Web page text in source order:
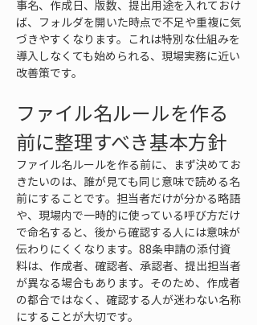
事名、作成日、版数、提出用途を入れておけ
ば、フォルダを開いた時点で不足や重複に気
づきやすくなります。これは特別な仕組みを
導入しなくても始められる、現場実務に近い
改善策です。
ファイル名ルールを作る
前に整理すべき基本方針
ファイル名ルールを作る前に、まず決めてお
きたいのは、誰が見ても同じ意味で読める名
前にすることです。担当者だけが分かる略語
や、現場内で一時的に使っている呼び方だけ
で命名すると、後から確認する人には意味が
伝わりにくくなります。88条申請の添付資
料は、作成者、確認者、承認者、提出担当者
が異なる場合もあります。そのため、作成者
の都合ではなく、確認する人が迷わない名称
にすることが大切です。